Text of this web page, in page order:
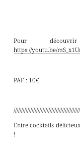
Pour
https://youtu.be/
PAF : 10€
Entre cocktails
!